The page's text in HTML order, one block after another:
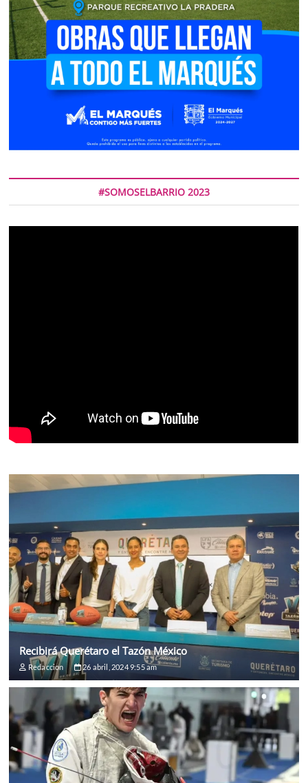
#SOMOSELBARRIO 2023
Recibirá Querétaro el Tazón México
Redaccion 26 abril, 2024 9:55 am